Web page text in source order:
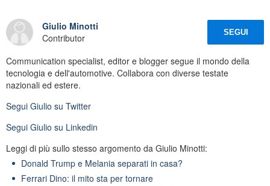
Giulio Minotti
Contributor
SEGUI
Communication specialist, editor e blogger segue il mondo della
tecnologia e dell'automotive. Collabora con diverse testate
nazionali ed estere.
Segui Giulio su Twitter
Segui Giulio su Linkedin
Leggi di più sullo stesso argomento da Giulio Minotti:
Donald Trump e Melania separati in casa?
Ferrari Dino: il mito sta per tornare